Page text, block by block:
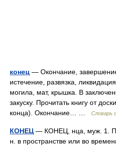
конец — Окончание,
истечение, развязка,
могила, мат, крышка. В
закуску. Прочитать книгу от
конца). Окончание… …
Словарь
КОНЕЦ — КОНЕЦ, нца, муж. 1.
н. в пространстве или во